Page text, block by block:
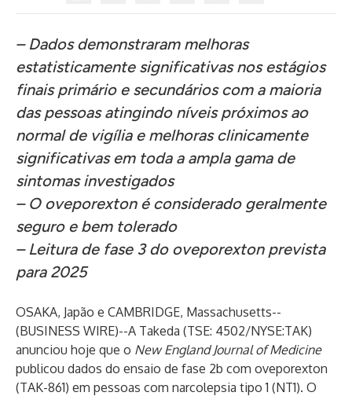
– Dados demonstraram melhoras
estatisticamente significativas nos estágios
finais primário e secundários com a maioria
das pessoas atingindo níveis próximos ao
normal de vigília e melhoras clinicamente
significativas em toda a ampla gama de
sintomas investigados
– O oveporexton é considerado geralmente
seguro e bem tolerado
– Leitura de fase 3 do oveporexton prevista
para 2025
OSAKA, Japão e CAMBRIDGE, Massachusetts--
(BUSINESS WIRE)--A Takeda (TSE: 4502/NYSE:TAK)
anunciou hoje que o New England Journal of Medicine
publicou dados do ensaio de fase 2b com oveporexton
(TAK-861) em pessoas com narcolepsia tipo 1 (NT1). O